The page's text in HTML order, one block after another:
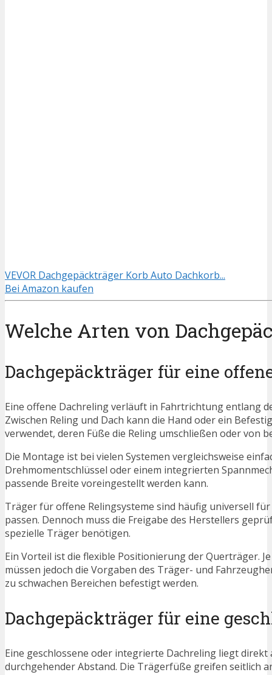
VEVOR Dachgepäckträger Korb Auto Dachkorb...
Bei Amazon kaufen
Welche Arten von
Dachgepäckträger für eine
Eine offene Dachreling verläuft in Fahrtrichtung entlang
Zwischen Reling und Dach kann die Hand oder ein
verwendet, deren Füße die Reling umschließen oder von
Die Montage ist bei vielen Systemen vergleichsweise
Drehmomentschlüssel oder einem integrierten
passende Breite voreingestellt werden kann.
Träger für offene Relingsysteme sind häufig universell
passen. Dennoch muss die Freigabe des Herstellers
spezielle Träger benötigen.
Ein Vorteil ist die flexible Positionierung der Querträger.
müssen jedoch die Vorgaben des Träger- und
zu schwachen Bereichen befestigt werden.
Dachgepäckträger für eine
Eine geschlossene oder integrierte Dachreling liegt
durchgehender Abstand. Die Trägerfüße greifen seitlich